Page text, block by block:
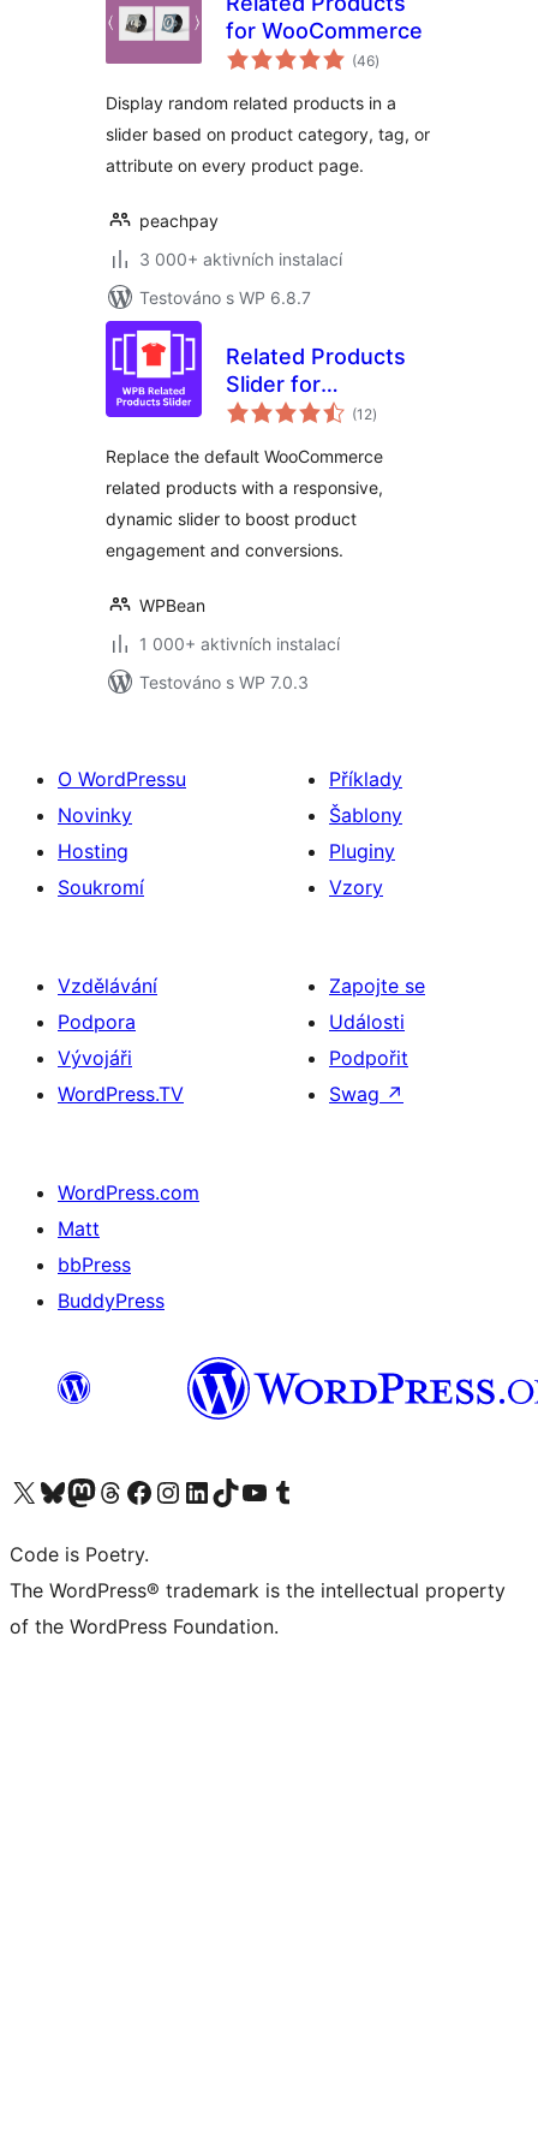
for WooCommerce
(46celkové
hodnocení
)
Display random related products in a
slider based on product category, tag, or
attribute on every product page.
peachpay
3 000+ aktivních instalací
Testováno s WP 6.8.7
Related Products
Slider for
WooCommerce –
Smart Product
Recommendations
(12celkové
hodnocení
)
Replace the default WooCommerce
related products with a responsive,
dynamic slider to boost product
engagement and conversions.
WPBean
1 000+ aktivních instalací
Testováno s WP 7.0.3
O WordPressu
Novinky
Hosting
Soukromí
Příklady
Šablony
Pluginy
Vzory
Vzdělávání
Podpora
Vývojáři
WordPress.TV
Zapojte se
Události
Podpořit
Swag ↗
WordPress.com
Matt
bbPress
BuddyPress
Navštivte náš účet na X (dříve Twitter)
Navštivte náš Bluesky účetNavštivte náš účet Mastodon
Navštivte náš Threads účetNavštivte naši stránku na Facebooku
Navštivte náš Instagram účetNavštivte náš LinkedIn účetNavštivte náš TikTok účetNavštivte náš YouTube kanálNavštivte náš Tumblr účet
Code is Poetry.
The WordPress® trademark is the intellectual property
of the WordPress Foundation.